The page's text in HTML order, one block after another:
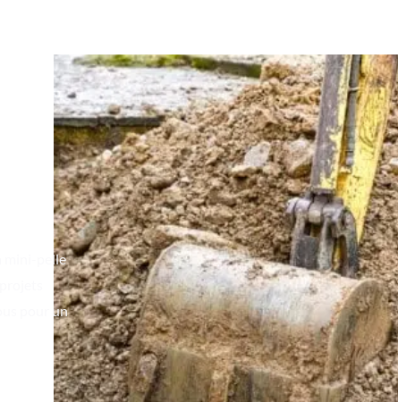
mini-pelle
pour un